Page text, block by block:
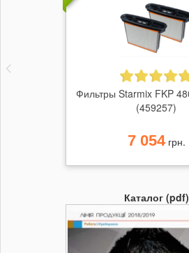
Фильтры Starmix FKP
(459257)
7 054грн.
Каталог (pdf)